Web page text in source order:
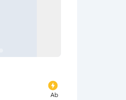
Ab